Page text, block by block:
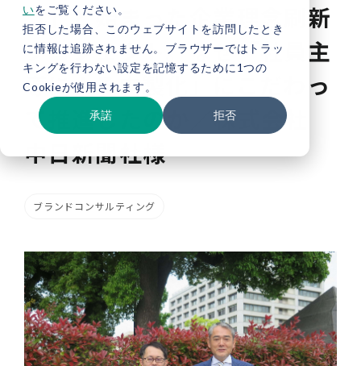
いをご覧ください。
拒否した場合、このウェブサイトを訪問したとき
に情報は追跡されません。ブラウザーではトラッ
キングを行わない設定を記憶するために1つの
Cookieが使用されます。
承諾 拒否
う」と始まった企業理念刷新
プロジェクト。なぜ「社員主
導による内製化」にこだわっ
て推進したのか／株式会社
中日新聞社様
ブランドコンサルティング